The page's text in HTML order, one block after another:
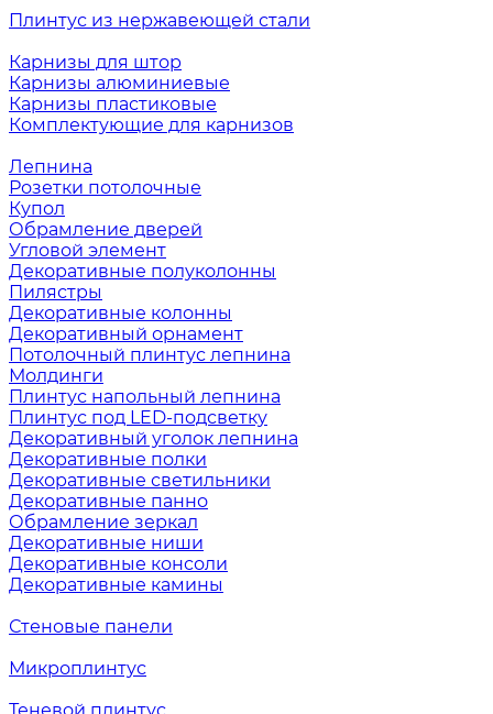
Плинтус из нержавеющей стали
Карнизы для штор
Карнизы алюминиевые
Карнизы пластиковые
Комплектующие для карнизов
Лепнина
Розетки потолочные
Купол
Обрамление дверей
Угловой элемент
Декоративные полуколонны
Пилястры
Декоративные колонны
Декоративный орнамент
Потолочный плинтус лепнина
Молдинги
Плинтус напольный лепнина
Плинтус под LED-подсветку
Декоративный уголок лепнина
Декоративные полки
Декоративные светильники
Декоративные панно
Обрамление зеркал
Декоративные ниши
Декоративные консоли
Декоративные камины
Стеновые панели
Микроплинтус